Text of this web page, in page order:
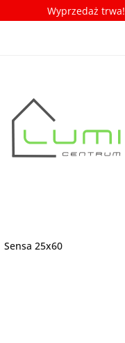
Wyprzedaż trwa!
Porady/ABC płytek
Sensa 25x60